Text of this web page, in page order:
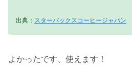
出典： スターバックスコーヒージャパン
よかったです、使えます！